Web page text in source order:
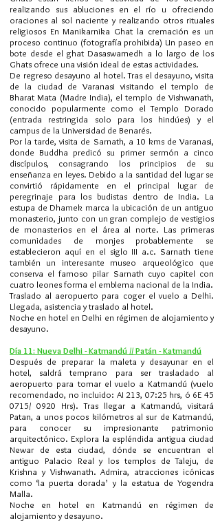
realizando sus abluciones en el río u ofreciendo
oraciones al sol naciente y realizando otros rituales
religiosos En Manikarnika Ghat la cremación es un
proceso continuo (fotografía prohibida) Un paseo en
bote desde el ghat Dasaswamedh a lo largo de los
Ghats ofrece una visión ideal de estas actividades.
De regreso desayuno al hotel. Tras el desayuno, visita
de la ciudad de Varanasi visitando el templo de
Bharat Mata (Madre India), el templo de Vishwanath,
conocido popularmente como el Templo Dorado
(entrada restringida solo para los hindúes) y el
campus de la Universidad de Benarés.
Por la tarde, visita de Sarnath, a 10 kms de Varanasi,
donde Buddha predicó su primer sermón a cinco
discípulos, consagrando los principios de su
enseñanza en leyes. Debido a la santidad del lugar se
convirtió rápidamente en el principal lugar de
peregrinaje para los budistas dentro de India. La
estupa de Dhamek marca la ubicación de un antiguo
monasterio, junto con un gran complejo de vestigios
de monasterios en el área al norte. Las primeras
comunidades de monjes probablemente se
establecieron aquí en el siglo III a.c. Sarnath tiene
también un interesante museo arqueológico que
conserva el famoso pilar Sarnath cuyo capitel con
cuatro leones forma el emblema nacional de la India.
Traslado al aeropuerto para coger el vuelo a Delhi.
Llegada, asistencia y traslado al hotel.
Noche en hotel en Delhi en régimen de alojamiento y
desayuno.
Día 11: Nueva Delhi - Katmandú // Patán - Katmandú
Después de preparar la maleta y desayunar en el
hotel, saldrá temprano para ser trasladado al
aeropuerto para tomar el vuelo a Katmandú (vuelo
recomendado, no incluido: AI 213, 07:25 hrs, ó 6E 45
0715/ 0920 Hrs). Tras llegar a Katmandú, visitará
Patan, a unos pocos kilómetros al sur de Katmandú,
para conocer su impresionante patrimonio
arquitectónico. Explora la espléndida antigua ciudad
Newar de esta ciudad, dónde se encuentran el
antiguo Palacio Real y los templos de Taleju, de
Krishna y Vishwanath. Admira, atracciones icónicas
como ‘la puerta dorada’ y la estatua de Yogendra
Malla.
Noche en hotel en Katmandú en régimen de
alojamiento y desayuno.